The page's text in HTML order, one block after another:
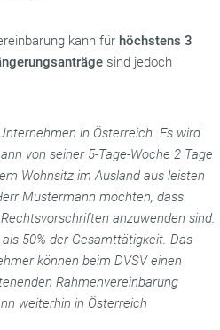
kann für höchstens 3
sind jedoch
in Österreich. Es wird
von seiner 5-Tage-Woche 2 Tage
Wohnsitz im Ausland aus leisten
Mustermann möchten, dass
anzuwenden sind.
50% der Gesamttätigkeit. Das
können beim DVSV einen
Rahmenvereinbarung
weiterhin in Österreich